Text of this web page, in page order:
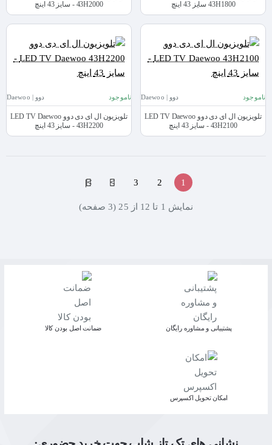
43H1800 سایز 43 اینچ
43H2000 - سایز 43 اینچ
ناموجود دوو | Daewoo
تلویزیون ال ای دی دوو LED TV Daewoo
43H2100 - سایز 43 اینچ
ناموجود دوو | Daewoo
تلویزیون ال ای دی دوو LED TV Daewoo
43H2200 - سایز 43 اینچ
1
2
3
>
>|
نمايش 1 تا 12 از 25 (3 صفحه)
پشتیبانی و مشاوره رایگان ﺿﻤﺎﻧﺖ اﺻﻞ ﺑﻮدن ﮐﺎﻟﺎ
اﻣﮑﺎن ﺗﺤﻮﯾﻞ اﮐﺴﭙﺮس